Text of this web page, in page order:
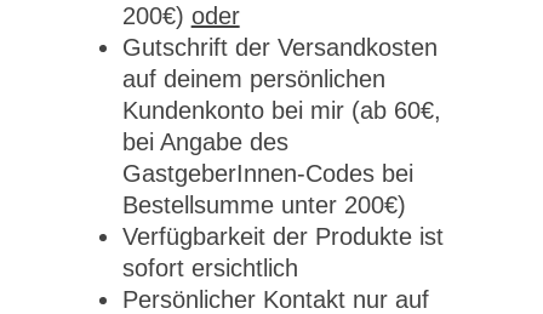
200€) oder
Gutschrift der Versandkosten
auf deinem persönlichen
Kundenkonto bei mir (ab 60€,
bei Angabe des
GastgeberInnen-Codes bei
Bestellsumme unter 200€)
Verfügbarkeit der Produkte ist
sofort ersichtlich
Persönlicher Kontakt nur auf